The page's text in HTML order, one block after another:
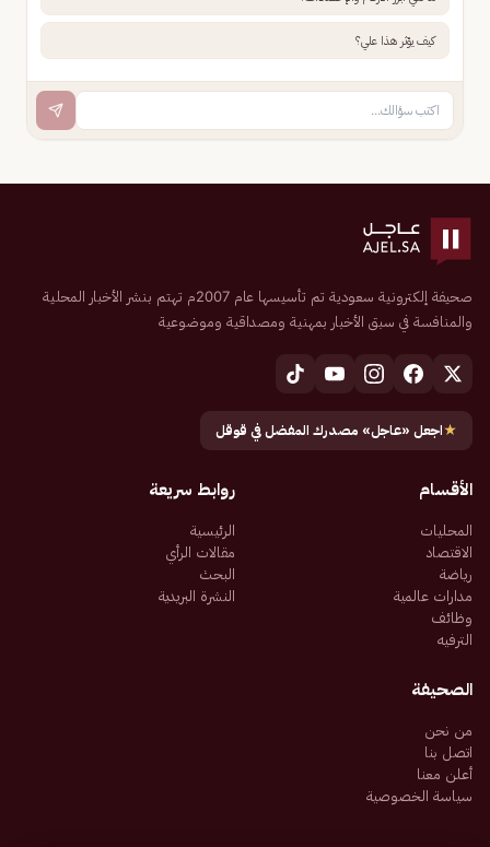
كيف يؤثر هذا علي؟
صحيفة إلكترونية سعودية تم تأسيسها عام 2007م تهتم بنشر الأخبار المحلية
والمنافسة في سبق الأخبار بمهنية ومصداقية وموضوعية
★اجعل «عاجل» مصدرك المفضل في قوقل
الأقسام
المحليات
الاقتصاد
رياضة
مدارات عالمية
وظائف
الترفيه
روابط سريعة
الرئيسية
مقالات الرأي
البحث
النشرة البريدية
الصحيفة
من نحن
اتصل بنا
أعلن معنا
سياسة الخصوصية